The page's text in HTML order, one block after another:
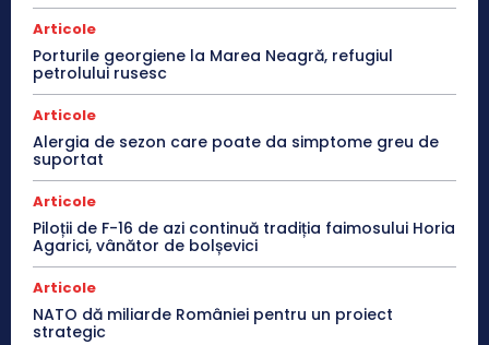
Articole
Porturile georgiene la Marea Neagră, refugiul
petrolului rusesc
Articole
Alergia de sezon care poate da simptome greu de
suportat
Articole
Piloții de F-16 de azi continuă tradiția faimosului Horia
Agarici, vânător de bolșevici
Articole
NATO dă miliarde României pentru un proiect
strategic